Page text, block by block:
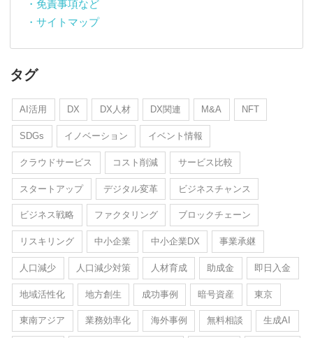
・免責事項など
・サイトマップ
タグ
AI活用 DX DX人材 DX関連 M&A NFT
SDGs イノベーション イベント情報
クラウドサービス コスト削減 サービス比較
スタートアップ デジタル変革 ビジネスチャンス
ビジネス戦略 ファクタリング ブロックチェーン
リスキリング 中小企業 中小企業DX 事業承継
人口減少 人口減少対策 人材育成 助成金 即日入金
地域活性化 地方創生 成功事例 暗号資産 東京
東南アジア 業務効率化 海外事例 無料相談 生成AI